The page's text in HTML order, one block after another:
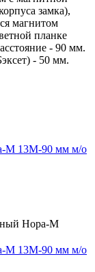
замка),
магнитом
планке
- 90 мм.
- 50 мм.
Нора-М